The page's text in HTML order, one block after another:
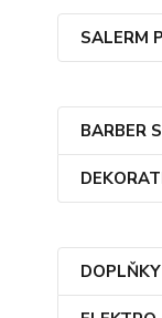
SALERM
BARBER